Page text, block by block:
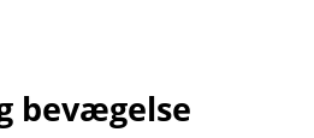
bevægelse